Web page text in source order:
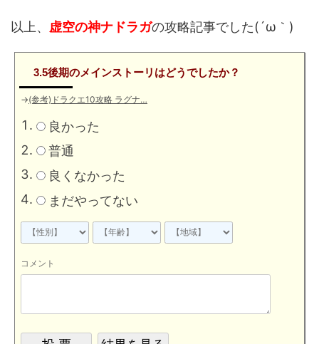
以上、 虚空の神ナドラガの攻略記事でした(´ω｀)
3.5後期のメインストーリはどうでしたか？
→(参考)ドラクエ10攻略 ラグナ…
良かった
普通
良くなかった
まだやってない
コメント